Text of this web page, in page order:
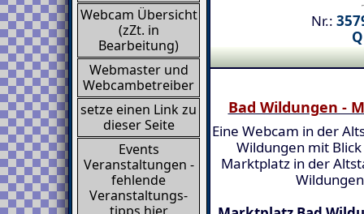
Webcam Übersicht
(zZt. in
Bearbeitung)
Webmaster und
Webcambetreiber
setze einen Link zu
dieser Seite
Events
Veranstaltungen -
fehlende
Veranstaltungs-
Nr.:
Bad Wildungen -
Eine Webcam in der
Wildungen mit
Marktplatz in der
Wildungen